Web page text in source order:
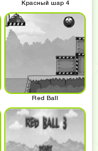
Красный шар 4
Red Ball